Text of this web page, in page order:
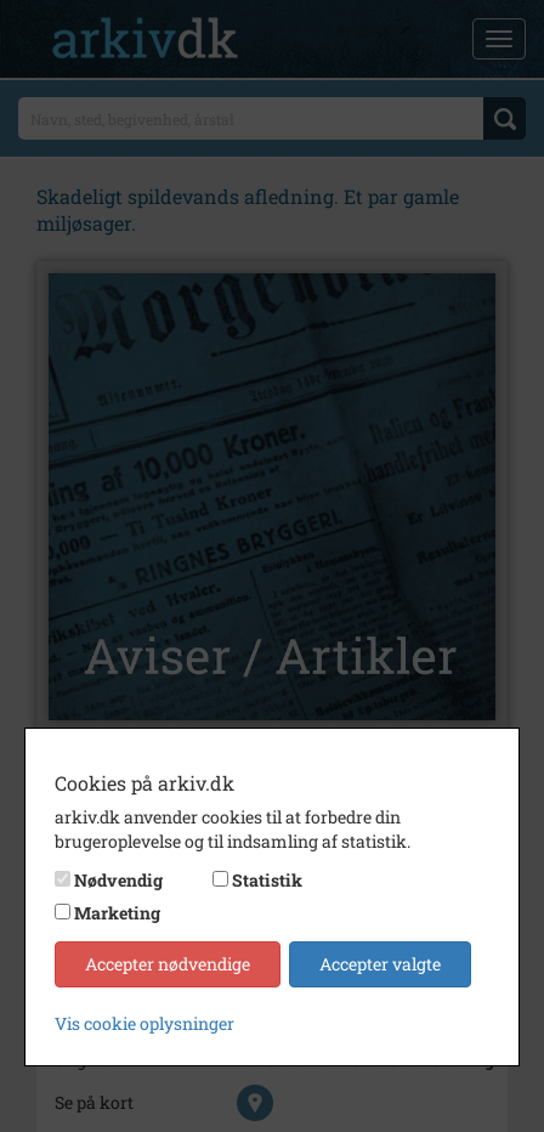
Skadeligt spildevands afledning. Et par gamle
miljøsager.
Nummer
Type
Aviser og artikler
Illustrationer
Forfatter(e)
Årstal
Trykt i medie
Varde Lokalhistorie.
Udgiver
Varde Lokalhistoriske Forening
Se på kort
Cookies på arkiv.dk
arkiv.dk anvender cookies til at forbedre din
brugeroplevelse og til indsamling af statistik.
Nødvendig
Statistik
Marketing
Accepter nødvendige Accepter valgte
Vis cookie oplysninger